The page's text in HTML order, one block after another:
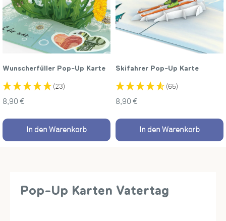
Wunscherfüller Pop-Up Karte
(23)
Sonderpreis
8,90 €
In den Warenkorb
Skifahrer Pop-Up Karte
(65)
Sonderpreis
8,90 €
In den Warenkorb
Pop-Up Karten Vatertag